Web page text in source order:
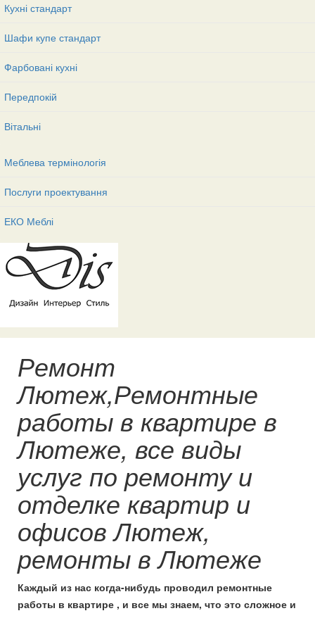
Кухні стандарт
Шафи купе стандарт
Фарбовані кухні
Передпокій
Вітальні
Меблева термінологія
Послуги проектування
ЕКО Меблі
Ремонт
Лютеж,Ремонтные
работы в квартире в
Лютеже, все виды
услуг по ремонту и
отделке квартир и
офисов Лютеж,
ремонты в Лютеже
Каждый из нас когда-нибудь проводил ремонтные
работы в квартире , и все мы знаем, что это сложное и